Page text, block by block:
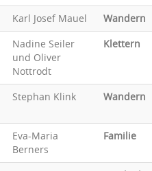
Karl Josef Mauel
Wandern
Nadine Seiler
und Oliver
Nottrodt
Klettern
Stephan Klink Wandern
Eva-Maria
Berners
Familie